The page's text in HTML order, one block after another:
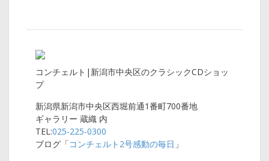
コンチェルト|新潟市中央区のクラシックCDショッ
プ
新潟県新潟市中央区西堀前通1番町700番地
ギャラリー 蔵織 内
TEL:025-225-0300
ブログ「コンチェルト2号感動の毎日 」